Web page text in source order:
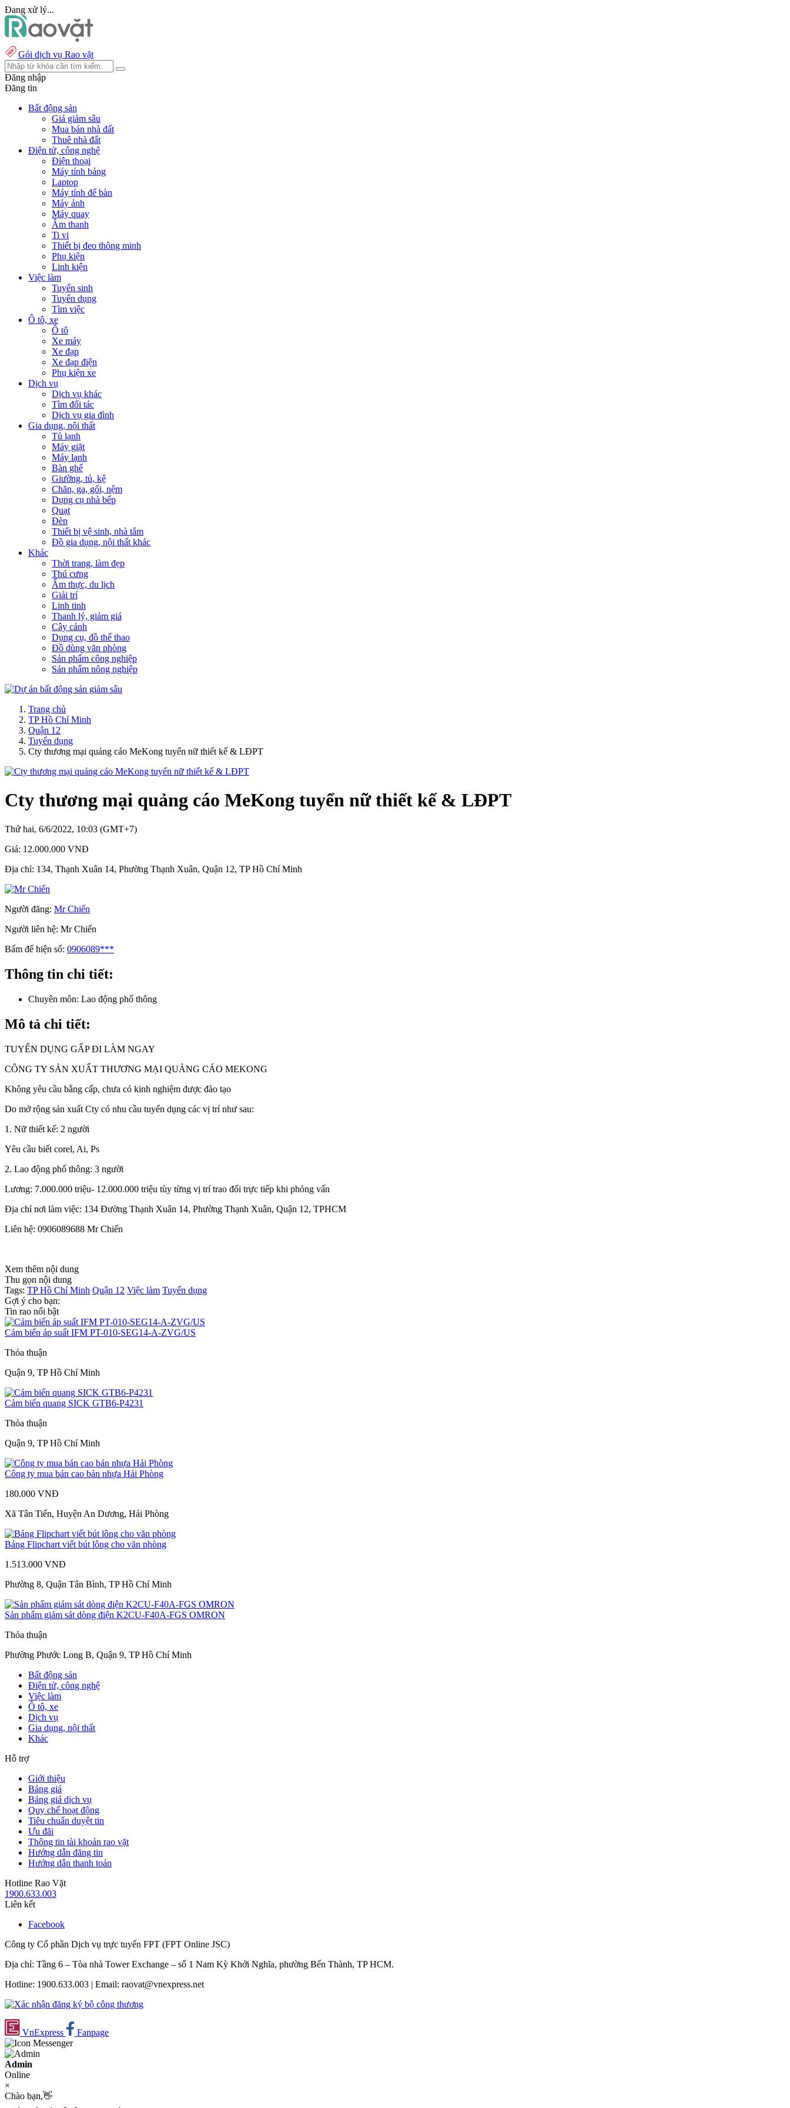
Đang xử lý...
Gói dịch vụ Rao vặt
Đăng nhập
Đăng tin
Bất động sản
Giá giảm sâu
Mua bán nhà đất
Thuê nhà đất
Điện tử, công nghệ
Điện thoại
Máy tính bảng
Laptop
Máy tính để bàn
Máy ảnh
Máy quay
Âm thanh
Ti vi
Thiết bị đeo thông minh
Phụ kiện
Linh kiện
Việc làm
Tuyển sinh
Tuyển dụng
Tìm việc
Ô tô, xe
Ô tô
Xe máy
Xe đạp
Xe đạp điện
Phụ kiện xe
Dịch vụ
Dịch vụ khác
Tìm đối tác
Dịch vụ gia đình
Gia dụng, nội thất
Tủ lạnh
Máy giặt
Máy lạnh
Bàn ghế
Giường, tủ, kệ
Chăn, ga, gối, nệm
Dụng cụ nhà bếp
Quạt
Đèn
Thiết bị vệ sinh, nhà tắm
Đồ gia dụng, nội thất khác
Khác
Thời trang, làm đẹp
Thú cưng
Ẩm thực, du lịch
Giải trí
Linh tinh
Thanh lý, giảm giá
Cây cảnh
Dụng cụ, đồ thể thao
Đồ dùng văn phòng
Sản phẩm công nghiệp
Sản phẩm nông nghiệp
Trang chủ
TP Hồ Chí Minh
Quận 12
Tuyển dụng
Cty thương mại quảng cáo MeKong tuyển nữ thiết kế & LĐPT
Cty thương mại quảng cáo MeKong tuyển nữ thiết kế & LĐPT
Thứ hai, 6/6/2022, 10:03 (GMT+7)
Giá: 12.000.000 VNĐ
Địa chỉ: 134, Thạnh Xuân 14, Phường Thạnh Xuân, Quận 12, TP Hồ Chí Minh
Người đăng: Mr Chiến
Người liên hệ: Mr Chiến
Bấm để hiện số: 0906089***
Thông tin chi tiết:
Chuyên môn: Lao động phổ thông
Mô tả chi tiết:
TUYỂN DỤNG GẤP ĐI LÀM NGAY
CÔNG TY SẢN XUẤT THƯƠNG MẠI QUẢNG CÁO MEKONG
Không yêu cầu bằng cấp, chưa có kinh nghiệm được đào tạo
Do mở rộng sản xuất Cty có nhu cầu tuyển dụng các vị trí như sau:
1. Nữ thiết kế: 2 người
Yêu cầu biết corel, Ai, Ps
2. Lao động phổ thông: 3 người
Lương: 7.000.000 triệu- 12.000.000 triệu tùy từng vị trí trao đổi trực tiếp khi phỏng vấn
Địa chỉ nơi làm việc: 134 Đường Thạnh Xuân 14, Phường Thạnh Xuân, Quận 12, TPHCM
Liên hệ: 0906089688 Mr Chiến
Xem thêm nội dung
Thu gọn nội dung
Tags: TP Hồ Chí Minh Quận 12 Việc làm Tuyển dụng
Gợi ý cho bạn:
Tin rao nổi bật
Cảm biến áp suất IFM PT-010-SEG14-A-ZVG/US
Thỏa thuận
Quận 9, TP Hồ Chí Minh
Cảm biến quang SICK GTB6-P4231
Thỏa thuận
Quận 9, TP Hồ Chí Minh
Công ty mua bán cao bản nhựa Hải Phòng
180.000 VNĐ
Xã Tân Tiến, Huyện An Dương, Hải Phòng
Bảng Flipchart viết bút lông cho văn phòng
1.513.000 VNĐ
Phường 8, Quận Tân Bình, TP Hồ Chí Minh
Sản phẩm giám sát dòng điện K2CU-F40A-FGS OMRON
Thỏa thuận
Phường Phước Long B, Quận 9, TP Hồ Chí Minh
Bất động sản
Điện tử, công nghệ
Việc làm
Ô tô, xe
Dịch vụ
Gia dụng, nội thất
Khác
Hỗ trợ
Giới thiệu
Bảng giá
Bảng giá dịch vụ
Quy chế hoạt động
Tiêu chuẩn duyệt tin
Ưu đãi
Thông tin tài khoản rao vặt
Hướng dẫn đăng tin
Hướng dẫn thanh toán
Hotline Rao Vặt
1900.633.003
Liên kết
Facebook
Công ty Cổ phần Dịch vụ trực tuyến FPT (FPT Online JSC)
Địa chỉ: Tầng 6 – Tòa nhà Tower Exchange – số 1 Nam Kỳ Khởi Nghĩa, phường Bến Thành, TP HCM.
Hotline: 1900.633.003 | Email: raovat@vnexpress.net
VnExpress Fanpage
Admin
Online
×
Chào bạn,👋